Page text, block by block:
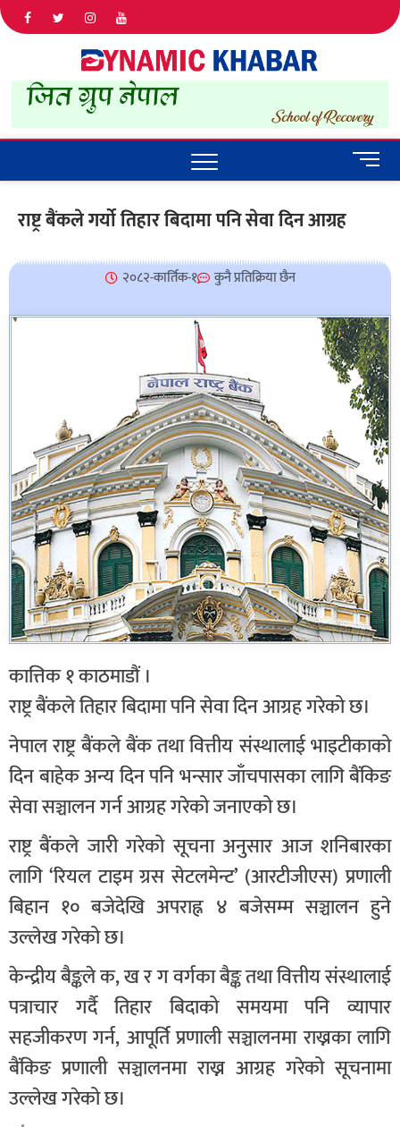
IN NEPAL
M
e
u
o
n
राष्ट्र बैंकले गर्यो तिहार बिदामा पनि सेवा दिन आग्रह
२०८२-कार्तिक-१ कुनै प्रतिक्रिया छैन
कात्तिक १ काठमाडौं ।
राष्ट्र बैंकले तिहार बिदामा पनि सेवा दिन आग्रह गरेको छ।
नेपाल राष्ट्र बैंकले बैंक तथा वित्तीय संस्थालाई भाइटीकाको
दिन बाहेक अन्य दिन पनि भन्सार जाँचपासका लागि बैंकिङ
सेवा सञ्चालन गर्न आग्रह गरेको जनाएको छ।
राष्ट्र बैंकले जारी गरेको सूचना अनुसार आज शनिबारका
लागि ‘रियल टाइम ग्रस सेटलमेन्ट’ (आरटीजीएस) प्रणाली
बिहान १० बजेदेखि अपराह्न ४ बजेसम्म सञ्चालन हुने
उल्लेख गरेको छ।
केन्द्रीय बैङ्कले क, ख र ग वर्गका बैङ्क तथा वित्तीय संस्थालाई
पत्राचार गर्दै तिहार बिदाको समयमा पनि व्यापार
सहजीकरण गर्न, आपूर्ति प्रणाली सञ्चालनमा राख्नका लागि
बैंकिङ प्रणाली सञ्चालनमा राख्न आग्रह गरेको सूचनामा
उल्लेख गरेको छ।